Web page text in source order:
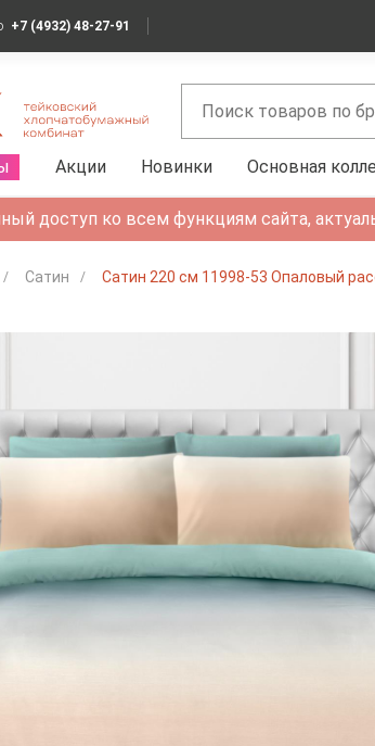
+7 (4932) 48-27-91
Акции Новинки Основная
доступ ко всем функциям сайта,
Сатин Сатин 220 см 11998-53 Опаловый